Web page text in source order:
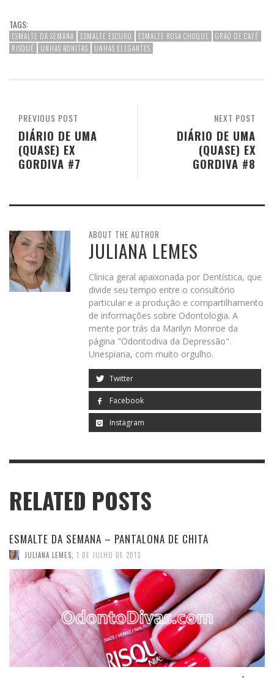
TAGS:
ESMALTE DA SEMANA ESMALTE ESCURO ESMALTE ROSA CHOQUE
GRÃO DE CAFÉ
RISQUÉ
UNHAS BONITAS UNHAS ELEGANTES
NEXT POST
DIÁRIO DE UMA
(QUASE) EX
GORDIVA #8
PREVIOUS POST
DIÁRIO DE UMA
(QUASE) EX
GORDIVA #7
ABOUT THE AUTHOR
JULIANA LEMES
Clínica geral apaixonada por Dentística, que
divide seu tempo entre o consultório
particular e a produção e compartilhamento
de informações sobre Odontologia. A
mente por trás da Marilyn Monroe da
página "Odontodiva da Depressão".
Unespiana, com muito orgulho.
Twitter
Facebook
Instagram
RELATED POSTS
ESMALTE DA SEMANA – PANTALONA DE CHITA
JULIANA LEMES 1 DE JULHO DE 2013